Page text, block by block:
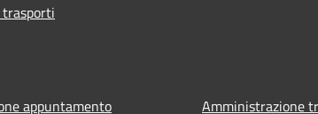
appuntamento Amministrazione